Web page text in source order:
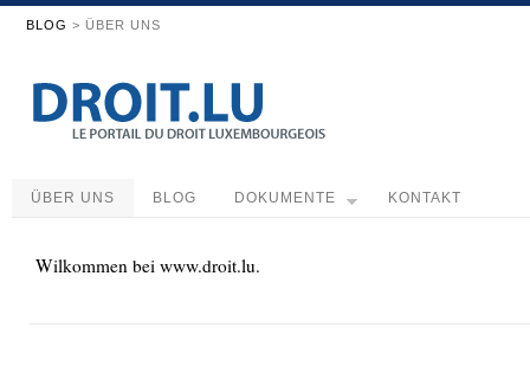
BLOG > ÜBER UNS
ÜBER UNS BLOG DOKUMENTE KONTAKT
Wilkommen bei www.droit.lu.